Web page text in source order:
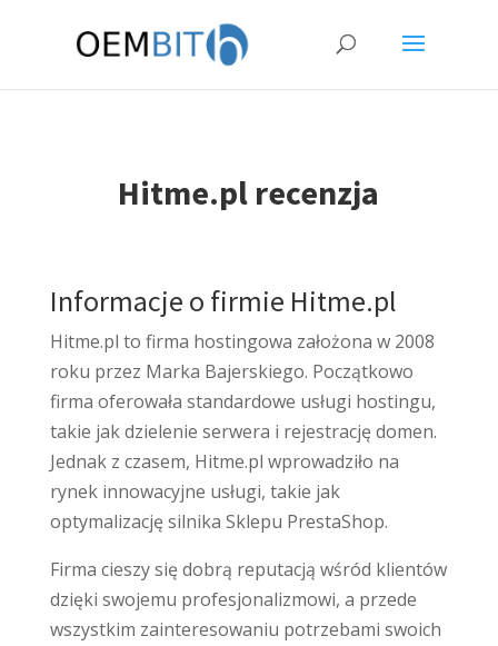
Hitme.pl recenzja
Informacje o firmie Hitme.pl
Hitme.pl to firma hostingowa założona w 2008
roku przez Marka Bajerskiego. Początkowo
firma oferowała standardowe usługi hostingu,
takie jak dzielenie serwera i rejestrację domen.
Jednak z czasem, Hitme.pl wprowadziło na
rynek innowacyjne usługi, takie jak
optymalizację silnika Sklepu PrestaShop.
Firma cieszy się dobrą reputacją wśród klientów
dzięki swojemu profesjonalizmowi, a przede
wszystkim zainteresowaniu potrzebami swoich